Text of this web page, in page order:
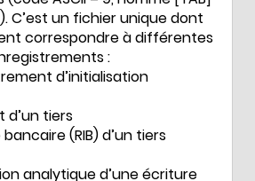
C’est un fichier unique dont
correspondre à différentes
:
d’initialisation
d’un tiers
bancaire (RIB) d’un tiers
analytique d’une écriture